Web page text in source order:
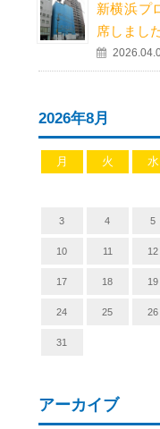
新横浜プ
席しまし
2026年8月
月 火 水
3 4 5
10 11 12
17 18 19
24 25 26
31
アーカイブ